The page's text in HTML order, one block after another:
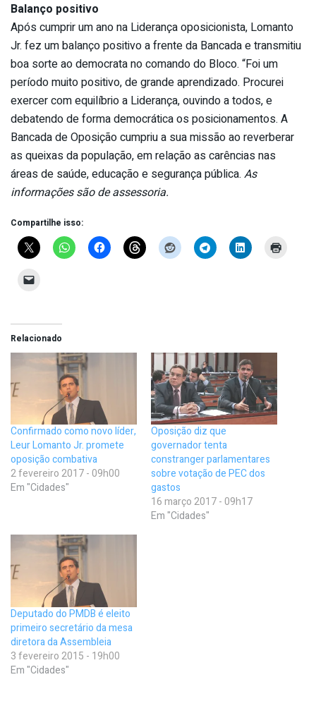
Balanço positivo
Após cumprir um ano na Liderança oposicionista, Lomanto
Jr. fez um balanço positivo a frente da Bancada e transmitiu
boa sorte ao democrata no comando do Bloco. “Foi um
período muito positivo, de grande aprendizado. Procurei
exercer com equilíbrio a Liderança, ouvindo a todos, e
debatendo de forma democrática os posicionamentos. A
Bancada de Oposição cumpriu a sua missão ao reverberar
as queixas da população, em relação as carências nas
áreas de saúde, educação e segurança pública. As
informações são de assessoria.
Compartilhe isso:
Relacionado
Confirmado como novo líder,
Leur Lomanto Jr. promete
oposição combativa
2 fevereiro 2017 - 09h00
Em "Cidades"
Oposição diz que
governador tenta
constranger parlamentares
sobre votação de PEC dos
gastos
16 março 2017 - 09h17
Em "Cidades"
Deputado do PMDB é eleito
primeiro secretário da mesa
diretora da Assembleia
3 fevereiro 2015 - 19h00
Em "Cidades"